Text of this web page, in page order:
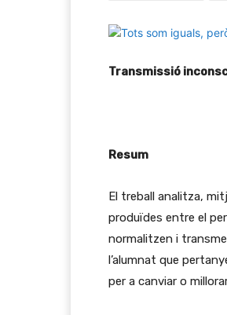
Transmissió
Resum
El treball analitza,
produïdes entre el
normalitzen i
l’alumnat que
per a canviar o